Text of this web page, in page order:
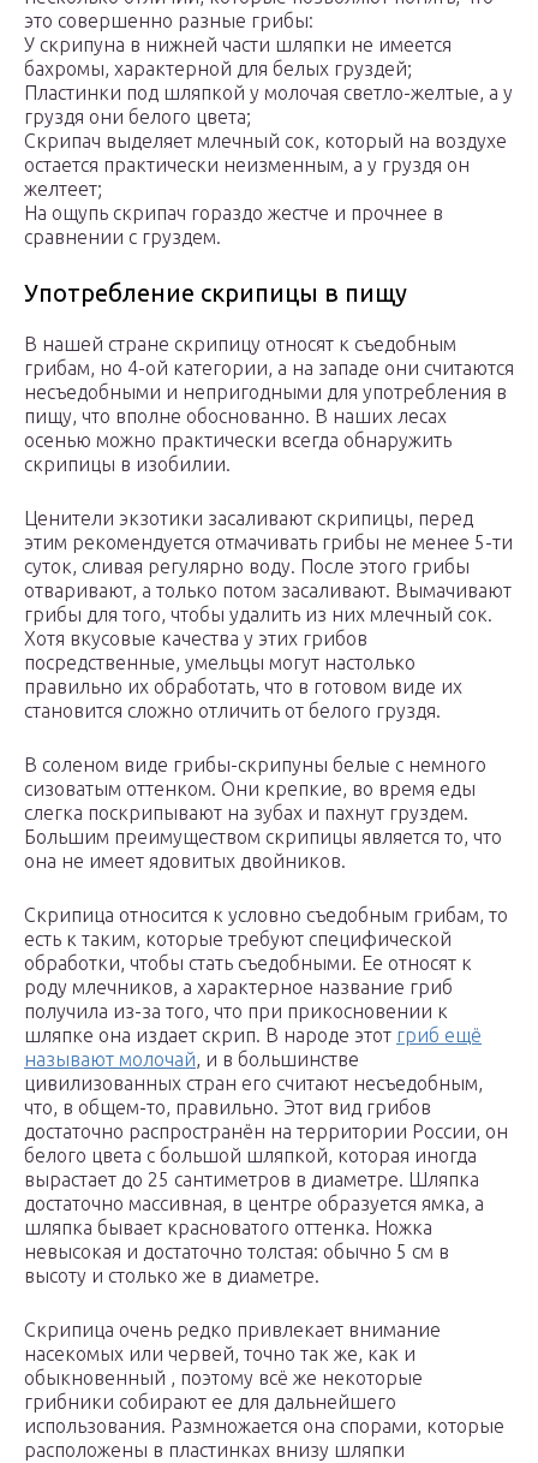
это совершенно разные грибы:
У скрипуна в нижней части шляпки не имеется
бахромы, характерной для белых груздей;
Пластинки под шляпкой у молочая светло-желтые, а у
груздя они белого цвета;
Скрипач выделяет млечный сок, который на воздухе
остается практически неизменным, а у груздя он
желтеет;
На ощупь скрипач гораздо жестче и прочнее в
сравнении с груздем.
Употребление скрипицы в пищу
В нашей стране скрипицу относят к съедобным
грибам, но 4-ой категории, а на западе они считаются
несъедобными и непригодными для употребления в
пищу, что вполне обоснованно. В наших лесах
осенью можно практически всегда обнаружить
скрипицы в изобилии.
Ценители экзотики засаливают скрипицы, перед
этим рекомендуется отмачивать грибы не менее 5-ти
суток, сливая регулярно воду. После этого грибы
отваривают, а только потом засаливают. Вымачивают
грибы для того, чтобы удалить из них млечный сок.
Хотя вкусовые качества у этих грибов
посредственные, умельцы могут настолько
правильно их обработать, что в готовом виде их
становится сложно отличить от белого груздя.
В соленом виде грибы-скрипуны белые с немного
сизоватым оттенком. Они крепкие, во время еды
слегка поскрипывают на зубах и пахнут груздем.
Большим преимуществом скрипицы является то, что
она не имеет ядовитых двойников.
Скрипица относится к условно съедобным грибам, то
есть к таким, которые требуют специфической
обработки, чтобы стать съедобными. Ее относят к
роду млечников, а характерное название гриб
получила из-за того, что при прикосновении к
шляпке она издает скрип. В народе этот гриб ещё
называют молочай, и в большинстве
цивилизованных стран его считают несъедобным,
что, в общем-то, правильно. Этот вид грибов
достаточно распространён на территории России, он
белого цвета с большой шляпкой, которая иногда
вырастает до 25 сантиметров в диаметре. Шляпка
достаточно массивная, в центре образуется ямка, а
шляпка бывает красноватого оттенка. Ножка
невысокая и достаточно толстая: обычно 5 см в
высоту и столько же в диаметре.
Скрипица очень редко привлекает внимание
насекомых или червей, точно так же, как и
обыкновенный , поэтому всё же некоторые
грибники собирают ее для дальнейшего
использования. Размножается она спорами, которые
расположены в пластинках внизу шляпки